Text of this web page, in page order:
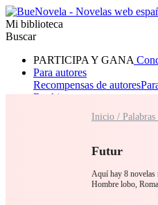
Mi biblioteca
Buscar
PARTICIPA Y GANA
Para autores
Recompensas de autores
Ranking
RomanceHombre lobo
Inicio /
Futur
Aquí hay 8 novelas
Hombre lobo,